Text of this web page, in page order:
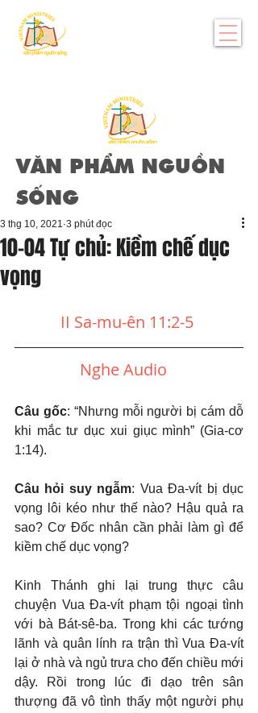
VĂN PHẨM NGUỒN
SỐNG
10-04 Tự chủ: Kiềm chế dục
vọng
3 thg 10, 2021 3 phút đọc
II Sa-mu-ên 11:2-5
Nghe Audio
Câu gốc: “Nhưng mỗi người bị cám dỗ
khi mắc tư dục xui giục mình” (Gia-cơ
1:14).
Câu hỏi suy ngẫm: Vua Đa-vít bị dục
vọng lôi kéo như thế nào? Hậu quả ra
sao? Cơ Đốc nhân cần phải làm gì để
kiềm chế dục vọng?
Kinh Thánh ghi lại trung thực câu
chuyện Vua Đa-vít phạm tội ngoại tình
với bà Bát-sê-ba. Trong khi các tướng
lãnh và quân lính ra trận thì Vua Đa-vít
lại ở nhà và ngủ trưa cho đến chiều mới
dậy. Rồi trong lúc đi dạo trên sân
thượng đã vô tình thấy một người phụ